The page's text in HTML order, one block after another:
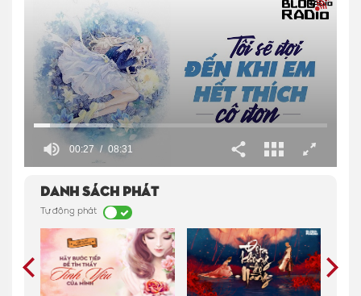
00:28 08:31
Danh sách phát
Tự động phát